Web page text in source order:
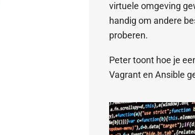
virtuele omgeving
handig om andere
proberen.
Peter toont hoe je
Vagrant en Ansible